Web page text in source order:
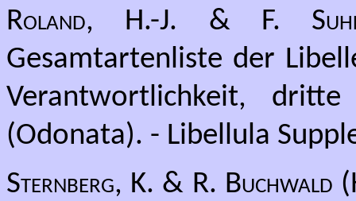
Roland, H.-J. & F.
Gesamtartenliste der
Verantwortlichkeit,
(Odonata). - Libellula
Sternberg, K. & R. Buchwald